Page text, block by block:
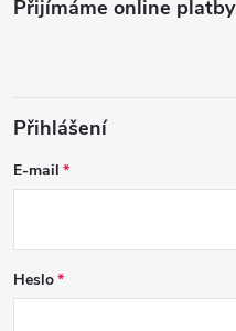
Přijímáme online platby
Přihlášení
E-mail
Heslo